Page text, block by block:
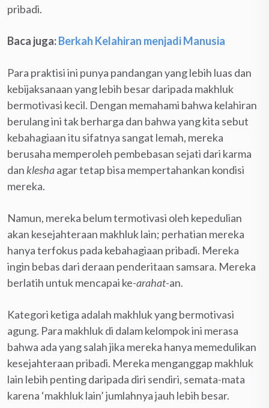
pribadi.
Baca juga:Berkah Kelahiran menjadi Manusia
Para praktisi ini punya pandangan yang lebih luas dan
kebijaksanaan yang lebih besar daripada makhluk
bermotivasi kecil. Dengan memahami bahwa kelahiran
berulang ini tak berharga dan bahwa yang kita sebut
kebahagiaan itu sifatnya sangat lemah, mereka
berusaha memperoleh pembebasan sejati dari karma
dan kleshaagar tetap bisa mempertahankan kondisi
mereka.
Namun, mereka belum termotivasi oleh kepedulian
akan kesejahteraan makhluk lain; perhatian mereka
hanya terfokus pada kebahagiaan pribadi. Mereka
ingin bebas dari deraan penderitaan samsara. Mereka
berlatih untuk mencapai ke-arahat-an.
Kategori ketiga adalah makhluk yang bermotivasi
agung. Para makhluk di dalam kelompok ini merasa
bahwa ada yang salah jika mereka hanya memedulikan
kesejahteraan pribadi. Mereka menganggap makhluk
lain lebih penting daripada diri sendiri, semata-mata
karena ‘makhluk lain’ jumlahnya jauh lebih besar.